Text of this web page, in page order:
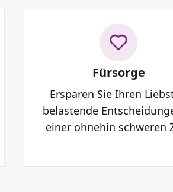
Fürsorge
Ersparen Sie Ihren
belastende
einer ohnehin schweren